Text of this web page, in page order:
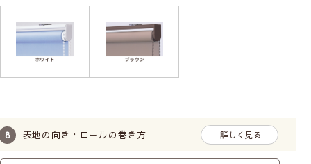
表地の向き・ロールの巻き方 詳しく見る